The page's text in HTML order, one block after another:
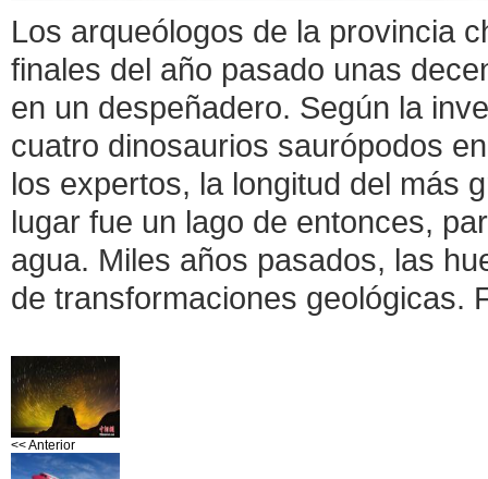
Los arqueólogos de la provincia
finales del año pasado unas
en un despeñadero. Según la
cuatro dinosaurios saurópodos
los expertos, la longitud del más
lugar fue un lago de entonces,
agua. Miles años pasados, las
de transformaciones geológicas.
<< Anterior